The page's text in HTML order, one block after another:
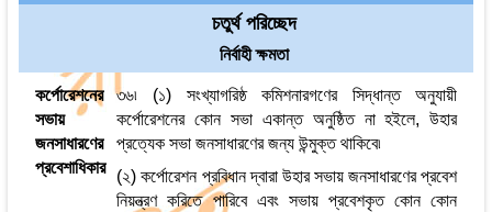
চতুর্থ পরিচ্ছেদ
নির্বাহী ক্ষমতা
কর্পোরেশনের
সভায়
জনসাধারণের
প্রবেশাধিকার
৩৬৷ (১) সংখ্যাগরিষ্ঠ কমিশনারগণের সিদ্ধান্ত অনুযায়ী
কর্পোরেশনের কোন সভা একান্ত অনুষ্ঠিত না হইলে, উহার
প্রত্যেক সভা জনসাধারণের জন্য উন্মুক্ত থাকিবে৷
(২) কর্পোরেশন প্রবিধান দ্বারা উহার সভায় জনসাধারণের প্রবেশ
নিয়ন্ত্রণ করিতে পারিবে এবং সভায় প্রবেশকৃত কোন কোন